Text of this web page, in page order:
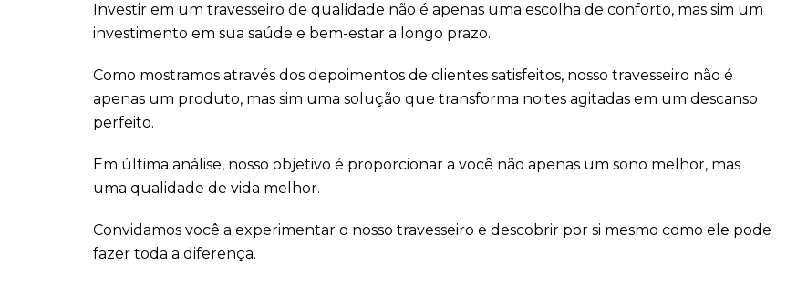
Investir em um travesseiro de qualidade não é apenas uma escolha de conforto, mas sim um
investimento em sua saúde e bem-estar a longo prazo.
Como mostramos através dos depoimentos de clientes satisfeitos, nosso travesseiro não é
apenas um produto, mas sim uma solução que transforma noites agitadas em um descanso
perfeito.
Em última análise, nosso objetivo é proporcionar a você não apenas um sono melhor, mas
uma qualidade de vida melhor.
Convidamos você a experimentar o nosso travesseiro e descobrir por si mesmo como ele pode
fazer toda a diferença.